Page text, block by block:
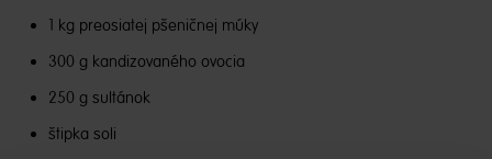
1 kg preosiatej pšeničnej múky
300 g kandizovaného ovocia
250 g sultánok
štipka soli